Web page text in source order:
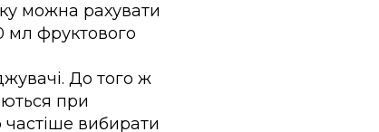
можна рахувати
мл фруктового
До того ж
при
вибирати